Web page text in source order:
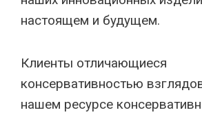
настоящем и будущем.
Клиенты отличающиеся
консервативностью
нашем ресурсе